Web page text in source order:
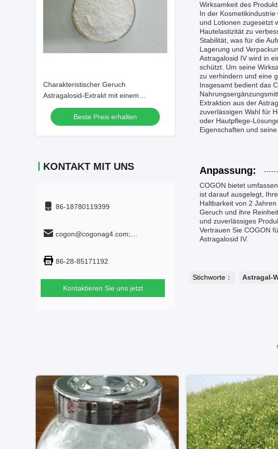
Charakteristischer Geruch
Astragalosid-Extrakt mit einem
Trocknungsverlust von nicht mehr als 3
Prozent, geeignet für die Herstellung
von Nahrungsergänzungsmitteln
Beste Preis erhalten
KONTAKT MIT UNS
86-18780119399
cogon@cogonag4.com;
86-28-85171192
Kontaktieren Sie uns jetzt
Wirksamkeit des
In der
und Lotionen zugesetzt
Hautelastizität zu
Stabilität, was für die
Lagerung und
Astragalosid IV wird in
schützt. Um seine
zu verhindern und eine
Insgesamt bedient das
Extraktion aus der
zuverlässigen Wahl für
oder Hautpflege-
Eigenschaften und
Anpassung:
COGON bietet
ist darauf ausgelegt,
Haltbarkeit von 2
Geruch und ihre
und zuverlässiges
Vertrauen Sie COGON
Astragalosid IV.
Stichworte： Astragal-